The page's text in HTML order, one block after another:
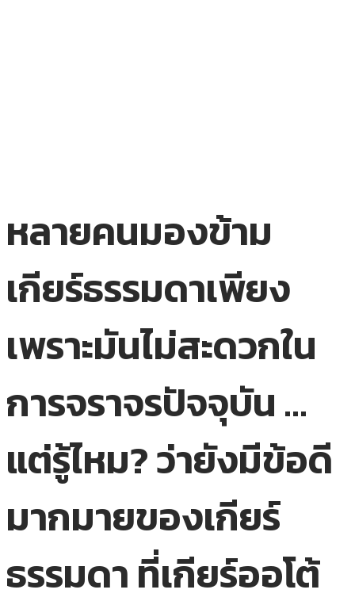
หลายคนมองข้าม
เกียร์ธรรมดาเพียง
เพราะมันไม่สะดวกใน
การจราจรปัจจุบัน …
แต่รู้ไหม? ว่ายังมีข้อดี
มากมายของเกียร์
ธรรมดา ที่เกียร์ออโต้